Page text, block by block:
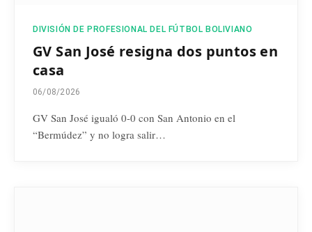
DIVISIÓN DE PROFESIONAL DEL FÚTBOL BOLIVIANO
GV San José resigna dos puntos en
casa
06/08/2026
GV San José igualó 0-0 con San Antonio en el
“Bermúdez” y no logra salir…